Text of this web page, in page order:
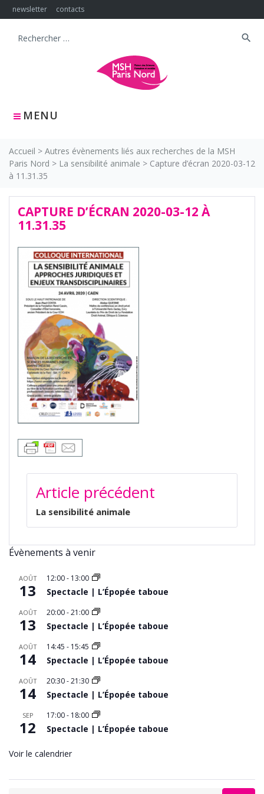
Skip
to
newsletter contacts
MENU
Search
search
Accueil > Autres évènements liés aux recherches de la MSH
Paris Nord > La sensibilité animale > Capture d’écran 2020-03-12
à 11.31.35
CAPTURE D’ÉCRAN 2020-03-12 À
11.31.35
NAVIGATION
DE
L’ARTICLE
Article précédent
La sensibilité animale
Évènements à venir
AOÛT
13
12:00- 13:00
Spectacle | L’Épopée taboue
AOÛT
13
20:00-21:00
Spectacle | L’Épopée taboue
AOÛT
14
14:45 - 15:45
Spectacle | L’Épopée taboue
AOÛT
14
20:30-21:30
Spectacle | L’Épopée taboue
SEP
12
17:00- 18:00
Spectacle | L’Épopée taboue
Voir le calendrier